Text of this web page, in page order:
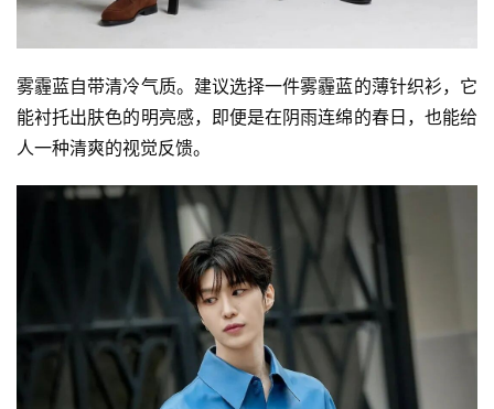
雾霾蓝自带清冷气质。建议选择一件雾霾蓝的薄针织衫，它
能衬托出肤色的明亮感，即便是在阴雨连绵的春日，也能给
人一种清爽的视觉反馈。